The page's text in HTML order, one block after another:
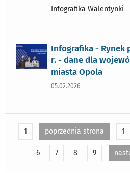
Infografika Walentynki
Infografika - Rynek
r. - dane dla
miasta Opola
05.02.2026
1 poprzednia strona 1
6 7 8 9